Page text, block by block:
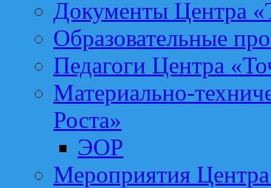
Документы Центра
Образовательные
Педагоги Центра
Материально-
Роста»
ЭОР
Мероприятия